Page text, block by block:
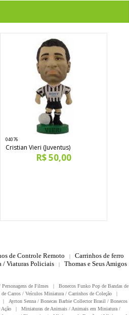
04076
Cristian Vieri (Juventus)
R$ 50,00
de Controle Remoto |
Carrinhos de ferro
/ Viaturas Policiais |
Thomas e Seus Amigos
de Filmes |
Bonecos Funko Pop de Bandas de
Carros / Veículos Miniatura / Carrinhos de Coleção
|
|
Ayrton Senna / Bonecas Barbie Collector Brasil / Bonecos
|
Miniaturas de Animais / Animais em Miniatura /